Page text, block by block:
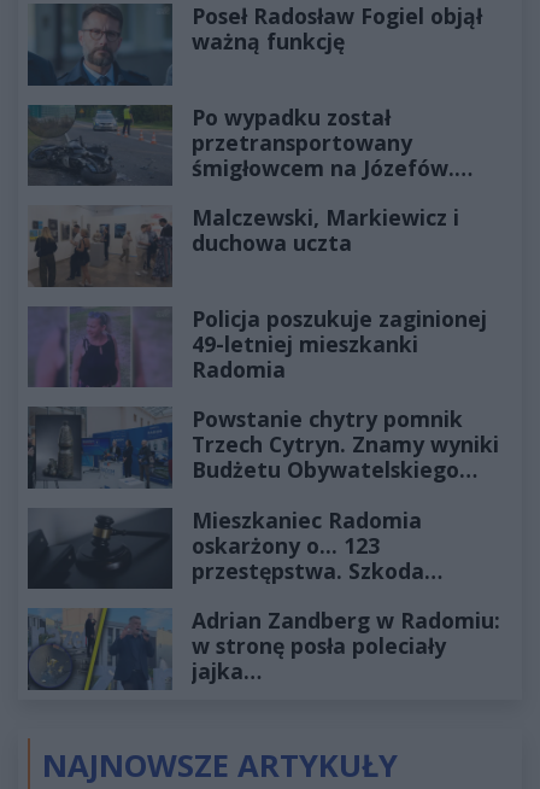
Poseł Radosław Fogiel objął
ważną funkcję
Po wypadku został
przetransportowany
śmigłowcem na Józefów.
Malczewski, Markiewicz i
duchowa uczta
Policja poszukuje zaginionej
49-letniej mieszkanki
Radomia
Powstanie chytry pomnik
Trzech Cytryn. Znamy wyniki
Budżetu Obywatelskiego
Mieszkaniec Radomia
oskarżony o... 123
przestępstwa. Szkoda
złotych
Adrian Zandberg w Radomiu:
w stronę posła poleciały
jajka…
NAJNOWSZE ARTYKUŁY